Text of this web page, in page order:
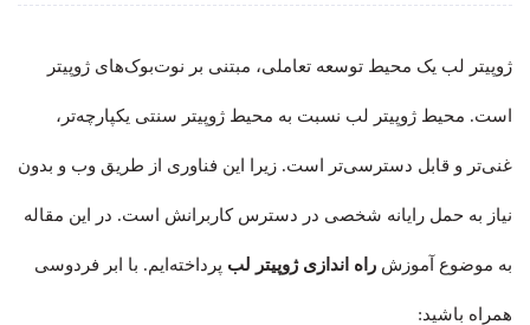
ژوپیتر لب یک محیط توسعه تعاملی، مبتنی بر نوت‌بوک‌‍‌های ژوپیتر
است. محیط ژوپیتر لب نسبت به محیط ژوپیتر سنتی یکپارچه‌تر،
غنی‌تر و قابل دسترسی‌تر است. زیرا این فناوری از طریق وب و بدون
نیاز به حمل رایانه شخصی در دسترس کاربرانش است. در این مقاله
به موضوع آموزش راه اندازی ژوپیتر لب پرداخته‌ایم. با ابر فردوسی
همراه باشید: